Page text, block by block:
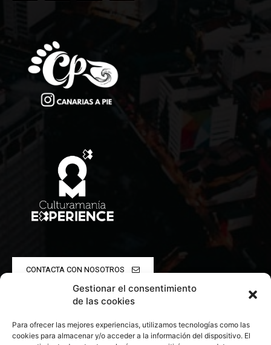
Gestionar el consentimiento
de las cookies
Para ofrecer las mejores experiencias, utilizamos tecnologías como las
cookies para almacenar y/o acceder a la información del dispositivo. El
CONTACTA CON NOSOTROS
POLÍTICA DE PRIVACIDAD
POLÍTICA DE COOKIES